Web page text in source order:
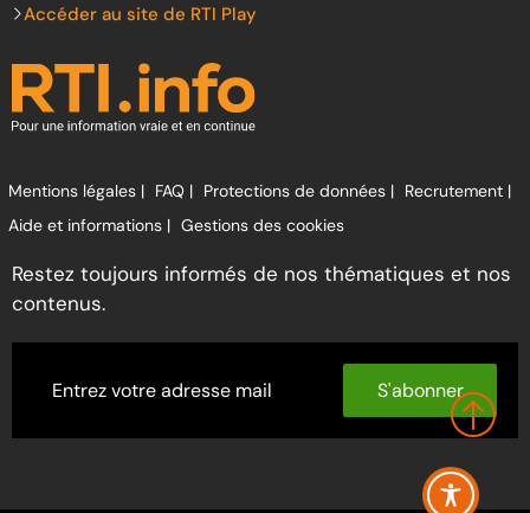
Accéder au site de RTI Play
Mentions légales | FAQ | Protections de données | Recrutement |
Aide et informations | Gestions des cookies
Restez toujours informés de nos thématiques et nos
contenus.
S'abonner